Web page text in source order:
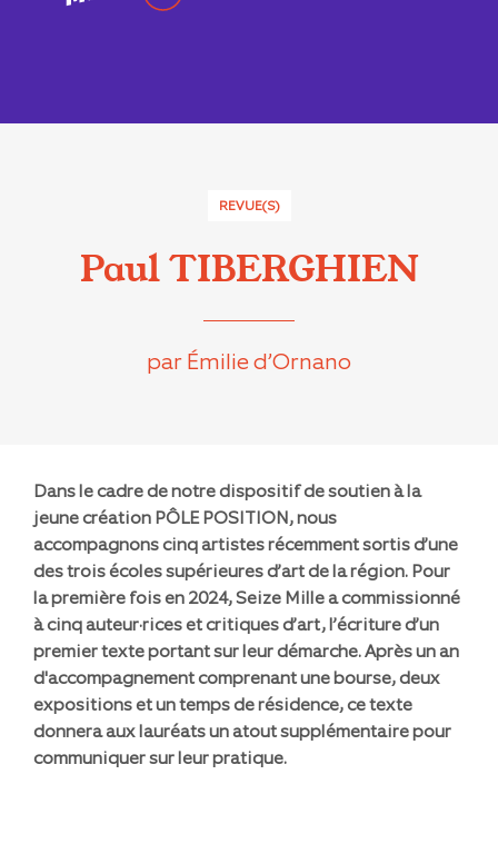
REVUE(S)
Paul TIBERGHIEN
par Émilie d’Ornano
Dans le cadre de notre dispositif de soutien à la
jeune création PÔLE POSITION, nous
accompagnons cinq artistes récemment sortis d’une
des trois écoles supérieures d’art de la région. Pour
la première fois en 2024, Seize Mille a commissionné
à cinq auteur·rices et critiques d’art, l’écriture d’un
premier texte portant sur leur démarche. Après un an
d'accompagnement comprenant une bourse, deux
expositions et un temps de résidence, ce texte
donnera aux lauréats un atout supplémentaire pour
communiquer sur leur pratique.